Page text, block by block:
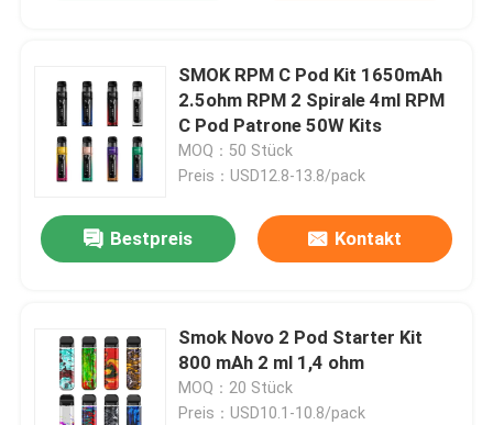
SMOK RPM C Pod Kit 1650mAh
2.5ohm RPM 2 Spirale 4ml RPM
C Pod Patrone 50W Kits
MOQ：50 Stück
Preis：USD12.8-13.8/pack
Bestpreis Kontakt
Smok Novo 2 Pod Starter Kit
800 mAh 2 ml 1,4 ohm
MOQ：20 Stück
Preis：USD10.1-10.8/pack